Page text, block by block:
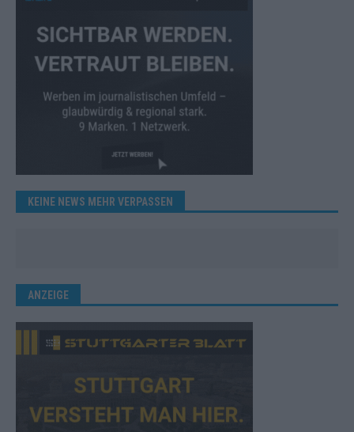
KEINE NEWS MEHR VERPASSEN
ANZEIGE